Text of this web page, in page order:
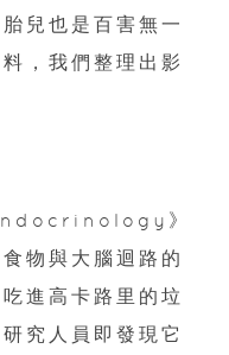
兒也是百害無一
，我們整理出影
》
物與大腦迴路的
進高卡路里的垃
究人員即發現它